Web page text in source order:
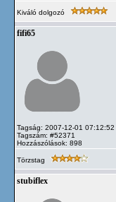
Kiváló dolgozó
fifi65
Tagság: 2007-12-01 07:12:52
Tagszám: #52371
Hozzászólások: 898
Törzstag
stubiflex